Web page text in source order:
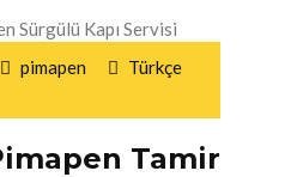
pimapen
Türkçe
Tamir